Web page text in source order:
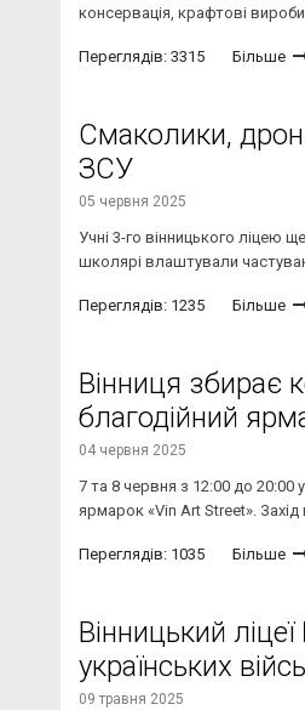
консервація, крафтові
Переглядів: 3315 Більше
Смаколики,
ЗСУ
05 червня 2025
Учні 3-го вінницького ліцею
школярі влаштували
Переглядів: 1235 Більше
Вінниця збирає
благодійний
04 червня 2025
7 та 8 червня з 12:00 до 20:00
ярмарок «Vin Art Street».
Переглядів: 1035 Більше
Вінницький
українських
09 травня 2025